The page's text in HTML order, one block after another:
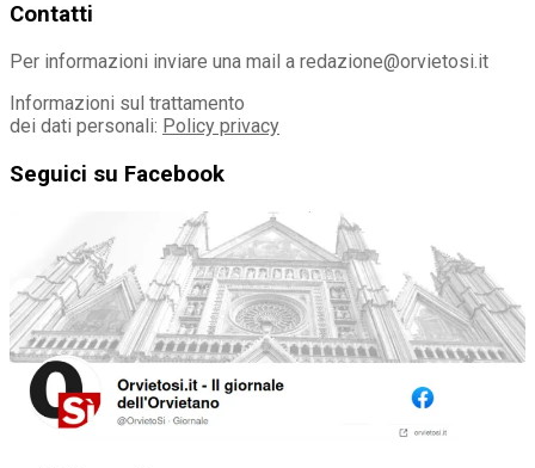
Contatti
Per informazioni inviare una mail a redazione@orvietosi.it
Informazioni sul trattamento
dei dati personali: Policy privacy
Seguici su Facebook